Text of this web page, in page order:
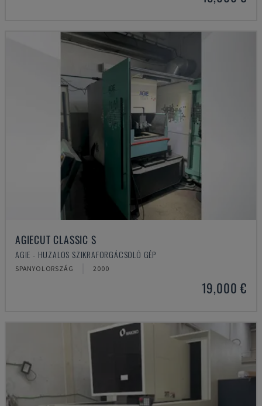
AGIECUT CLASSIC S
AGIE - HUZALOS SZIKRAFORGÁCSOLÓ GÉP
SPANYOLORSZÁG 2000
19,000 €